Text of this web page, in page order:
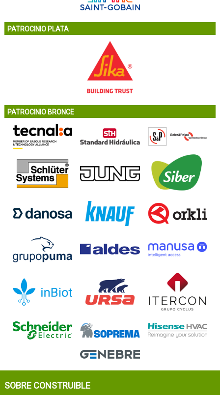
PATROCINIO PLATA
PATROCINIO BRONCE
SOBRE CONSTRUIBLE